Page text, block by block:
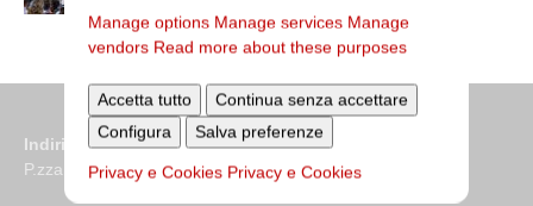
Manage options Manage services Manage
vendors Read more about these purposes
Accetta tutto
Continua senza accettare
Configura
Salva preferenze
Privacy e Cookies Privacy e Cookies
Indirizzo
P.zza S. Giovanni in Laterano 6 00184 Roma